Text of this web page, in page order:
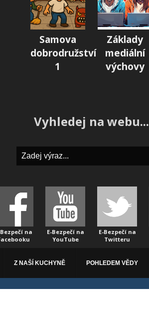
Samova
dobrodružství
1
Základy
mediální
výchovy
Vyhledej na webu...
Bezpečí na
E-Bezpečí na
YouTube
E-Bezpečí na
Twitteru
Z NAŠÍ KUCHYNĚ POHLEDEM VĚDY